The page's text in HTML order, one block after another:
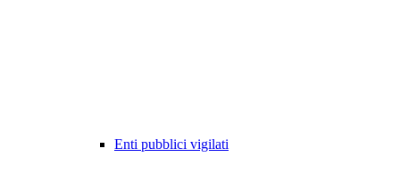
Enti pubblici vigilati